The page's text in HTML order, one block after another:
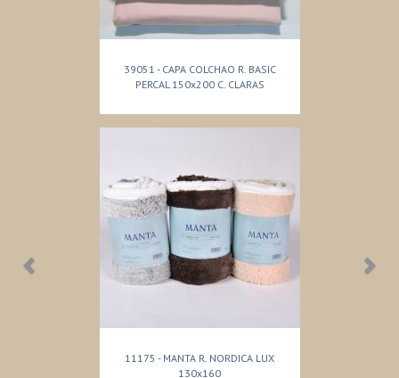
39051 - CAPA COLCHAO R. BASIC
PERCAL 150x200 C. CLARAS
11175 - MANTA R. NORDICA LUX
130x160